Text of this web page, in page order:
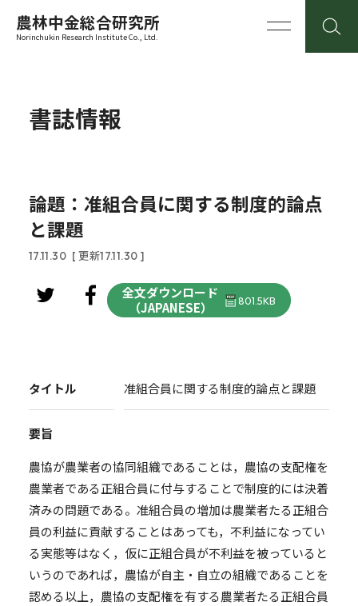
農林中金総合研究所
Norinchukin Research Institute Co., Ltd.
書誌情報
論題：准組合員に関する制度的論点
と課題
17.11.30 [ 更新17.11.30 ]
全文ダウンロード
（JAPANESE）
801.5KB
タイトル 准組合員に関する制度的論点と課題
要旨
農協が農業者の協同組織であることは，農協の支配権を
農業者である正組合員に付与することで制度的には決着
済みの問題である。准組合員の増加は農業者たる正組合
員の利益に貢献することはあっても，不利益になってい
る実態等はなく，仮に正組合員が不利益を被っていると
いうのであれば，農協が自主・自立の組織であることを
認める以上，農協の支配権を有する農業者たる正組合員